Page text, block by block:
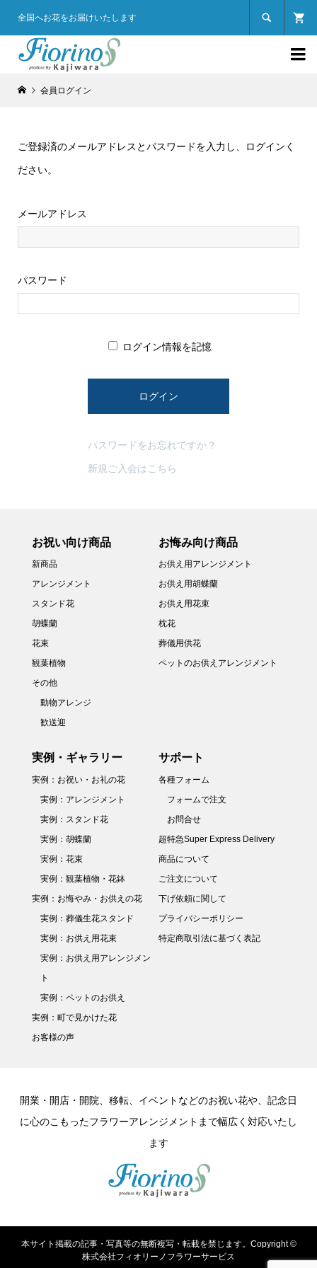
全国へお花をお届けいたします 

会員ログイン
ご登録済のメールアドレスとパスワードを入力し、ログインく
ださい。
メールアドレス
パスワード
ログイン情報を記憶
パスワードをお忘れですか？
新規ご入会はこちら
お祝い向け商品
新商品
アレンジメント
スタンド花
胡蝶蘭
花束
観葉植物
その他
動物アレンジ
歓送迎
お悔み向け商品
お供え用アレンジメント
お供え用胡蝶蘭
お供え用花束
枕花
葬儀用供花
ペットのお供えアレンジメント
実例・ギャラリー
実例：お祝い・お礼の花
実例：アレンジメント
実例：スタンド花
実例：胡蝶蘭
実例：花束
実例：観葉植物・花鉢
実例：お悔やみ・お供えの花
実例：葬儀生花スタンド
実例：お供え用花束
実例：お供え用アレンジメン
ト
実例：ペットのお供え
実例：町で見かけた花
お客様の声
サポート
各種フォーム
フォームで注文
お問合せ
超特急Super Express Delivery
商品について
ご注文について
下げ依頼に関して
プライバシーポリシー
特定商取引法に基づく表記
開業・開店・開院、移転、イベントなどのお祝い花や、記念日
に心のこもったフラワーアレンジメントまで幅広く対応いたし
ます
本サイト掲載の記事・写真等の無断複写・転載を禁じます。Copyright ©
株式会社フィオリーノフラワーサービス